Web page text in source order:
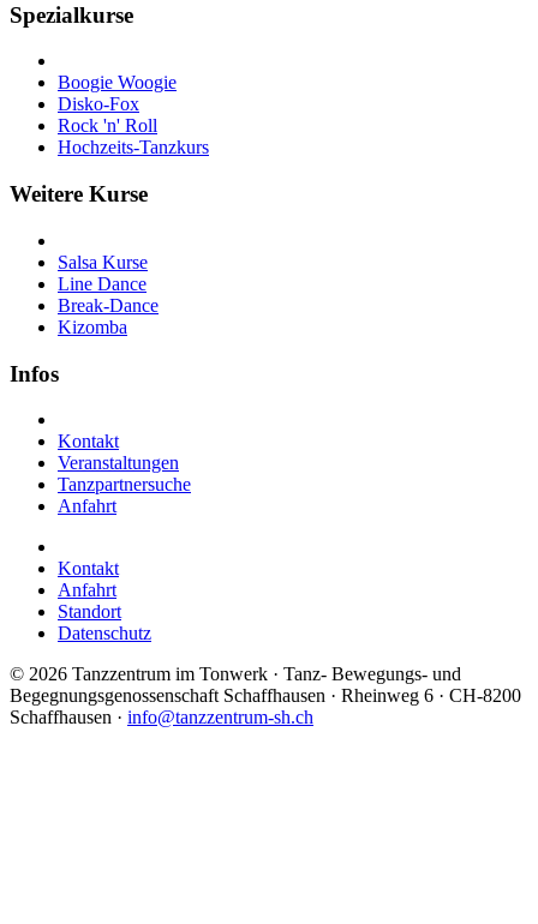
Spezialkurse
Boogie Woogie
Disko-Fox
Rock 'n' Roll
Hochzeits-Tanzkurs
Weitere Kurse
Salsa Kurse
Line Dance
Break-Dance
Kizomba
Infos
Kontakt
Veranstaltungen
Tanzpartnersuche
Anfahrt
Kontakt
Anfahrt
Standort
Datenschutz
© 2026 Tanzzentrum im Tonwerk · Tanz- Bewegungs- und
Begegnungsgenossenschaft Schaffhausen · Rheinweg 6 · CH-8200
Schaffhausen · info@tanzzentrum-sh.ch